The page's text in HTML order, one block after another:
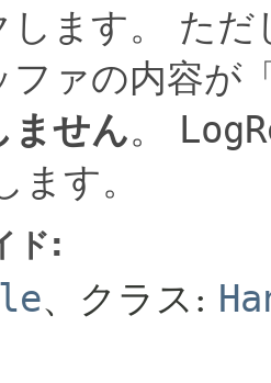
ます。
ただ
ファの内容が
ません。
す。
ド:
、クラス: